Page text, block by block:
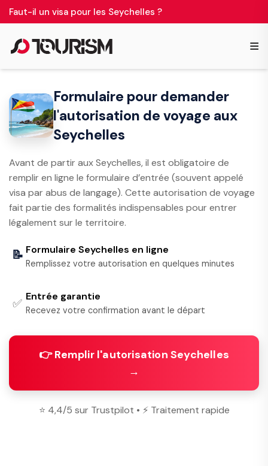
Faut-il un visa pour les Seychelles ?
≡
Formulaire pour demander
l'autorisation de voyage aux
Seychelles
Avant de partir aux Seychelles, il est obligatoire de
remplir en ligne le formulaire d’entrée (souvent appelé
visa par abus de langage). Cette autorisation de voyage
fait partie des formalités indispensables pour entrer
légalement sur le territoire.
📝 Formulaire Seychelles en ligne
Remplissez votre autorisation en quelques minutes
✅ Entrée garantie
Recevez votre confirmation avant le départ
👉 Remplir l'autorisation Seychelles
→
⭐ 4,4/5 sur Trustpilot • ⚡ Traitement rapide